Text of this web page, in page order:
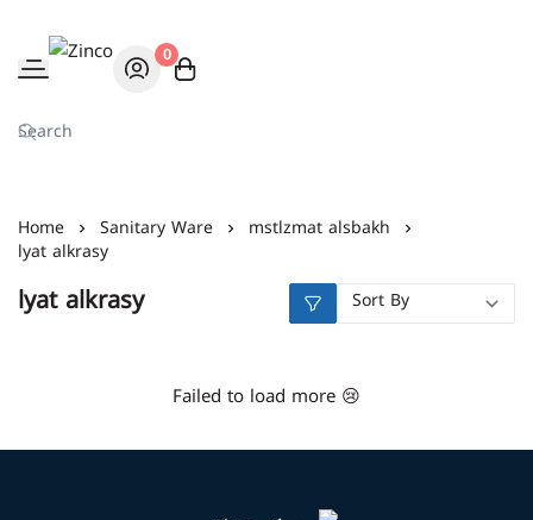
Zinco
0
Home Sanitary Ware mstlzmat alsbakh
lyat alkrasy
lyat alkrasy
Failed to load more 😢